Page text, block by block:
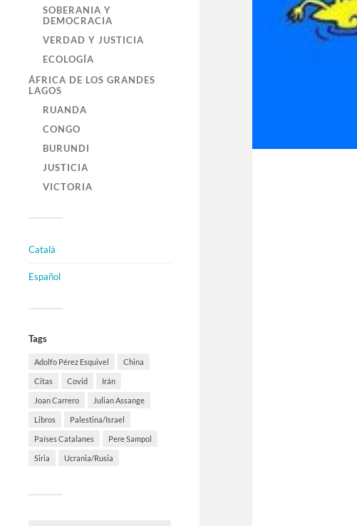
SOBERANIA Y
DEMOCRACIA
VERDAD Y JUSTICIA
ECOLOGÍA
ÁFRICA DE LOS GRANDES
LAGOS
RUANDA
CONGO
BURUNDI
JUSTICIA
VICTORIA
Català
Español
Tags
Adolfo Pérez Esquivel China
Citas Covid Irán
Joan Carrero Julian Assange
Libros Palestina/Israel
Países Catalanes Pere Sampol
Siria Ucrania/Rusia